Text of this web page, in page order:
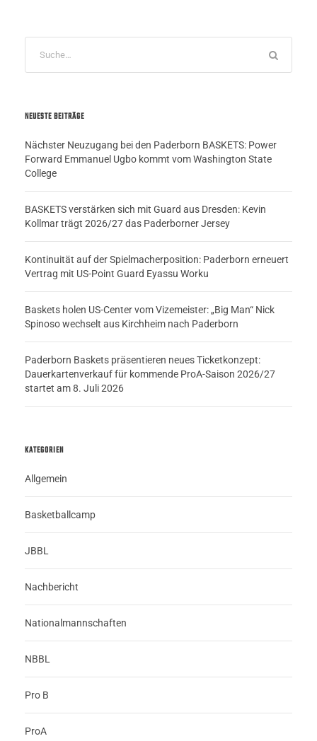
NEUESTE BEITRÄGE
Nächster Neuzugang bei den Paderborn BASKETS: Power
Forward Emmanuel Ugbo kommt vom Washington State
College
BASKETS verstärken sich mit Guard aus Dresden: Kevin
Kollmar trägt 2026/27 das Paderborner Jersey
Kontinuität auf der Spielmacherposition: Paderborn erneuert
Vertrag mit US-Point Guard Eyassu Worku
Baskets holen US-Center vom Vizemeister: „Big Man“ Nick
Spinoso wechselt aus Kirchheim nach Paderborn
Paderborn Baskets präsentieren neues Ticketkonzept:
Dauerkartenverkauf für kommende ProA-Saison 2026/27
startet am 8. Juli 2026
KATEGORIEN
Allgemein
Basketballcamp
JBBL
Nachbericht
Nationalmannschaften
NBBL
Pro B
ProA